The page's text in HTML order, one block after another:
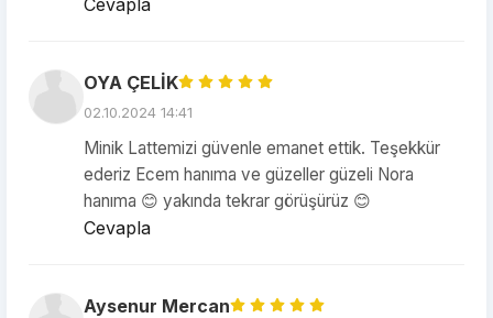
Cevapla
OYA ÇELİK
02.10.2024 14:41
Minik Lattemizi güvenle emanet ettik. Teşekkür
ederiz Ecem hanıma ve güzeller güzeli Nora
hanıma 😊 yakında tekrar görüşürüz 😊
Cevapla
Aysenur Mercan